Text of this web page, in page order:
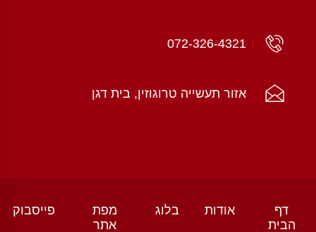
072-326-4321
אזור תעשייה טרוגוזין, בית דגן
דף
הבית
אודות בלוג
מפת
אתר
פייסבוק